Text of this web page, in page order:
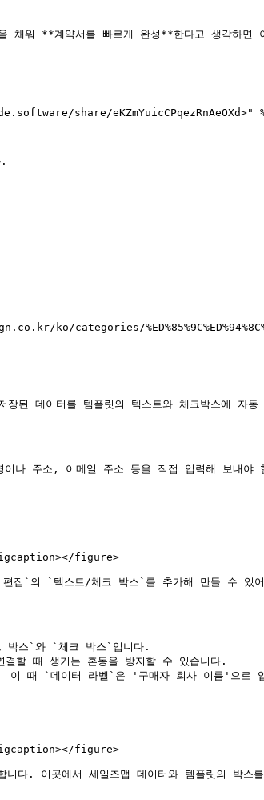
워 **계약서를 빠르게 완성**한다고 생각하면
share/eKZmYuicCPqezRnAeOXd>"
ko/categories/
데이터를 템플릿의 텍스트와 체크박스에 자
이나 주소, 이메일 주소 등을 직접 입력해 보내
figure>
집`의 `텍스트/체크 박스`를 추가해 만들 수 있
박스`와 `체크 박스`입니다.
할 때 생기는 혼동을 방지할 수 있습니다.
때 `데이터 라벨`은 '구매자 회사 이름'으로 입
figure>
다. 이곳에서 세일즈맵 데이터와 템플릿의 박스